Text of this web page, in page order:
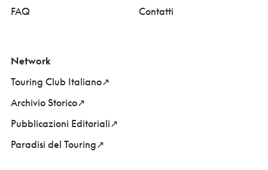
FAQ
Contatti
Network
Touring Club Italiano
Archivio Storico
Pubblicazioni Editoriali
Paradisi del Touring